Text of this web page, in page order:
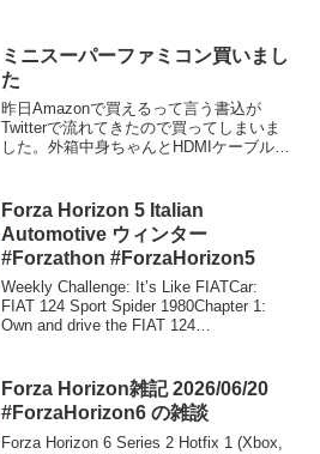
ミニスーパーファミコン買いまし
た
昨日Amazonで買えるって言う書込が
Twitterで流れてきたので買ってしまいま
した。外箱中身ちゃんとHDMIケーブルも
リカー専用機だったのですが、今回もほ
ぼそうなり...
Forza Horizon 5 Italian
Automotive ウィンター
#Forzathon #ForzaHorizon5
Weekly Challenge: It’s Like FIATCar:
FIAT 124 Sport Spider 1980Chapter 1:
Own and drive the FIAT 124
Forza Horizon雑記 2026/06/20
#ForzaHorizon6 の雑談
Forza Horizon 6 Series 2 Hotfix 1 (Xbox,